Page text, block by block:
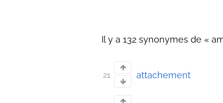
Il y a 132 synonymes de «
21 attachement